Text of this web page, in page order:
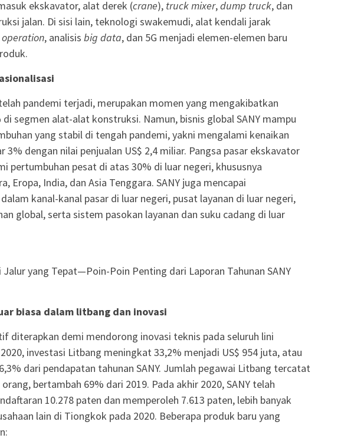
ekskavator, alat derek (crane), truck mixer,dump truck, dan
jalan. Di sisi lain, teknologi swakemudi, alat kendali jarak
, analisis big data, dan 5G menjadi elemen-elemen baru
pandemi terjadi, merupakan momen yang mengakibatkan
di segmen alat-alat konstruksi. Namun, bisnis global SANY mampu
yang stabil di tengah pandemi, yakni mengalami kenaikan
3% dengan nilai penjualan US$ 2,4 miliar. Pangsa pasar ekskavator
pertumbuhan pesat di atas 30% di luar negeri, khususnya
Eropa, India, dan Asia Tenggara. SANY juga mencapai
kanal-kanal pasar di luar negeri, pusat layanan di luar negeri,
global, serta sistem pasokan layanan dan suku cadang di luar
Jalur yang Tepat—Poin-Poin Penting dari Laporan Tahunan SANY
biasa dalam litbang dan inovasi
diterapkan demi mendorong inovasi teknis pada seluruh lini
investasi Litbang meningkat 33,2% menjadi US$ 954 juta, atau
dari pendapatan tahunan SANY. Jumlah pegawai Litbang tercatat
bertambah 69% dari 2019. Pada akhir 2020, SANY telah
10.278 paten dan memperoleh 7.613 paten, lebih banyak
lain di Tiongkok pada 2020. Beberapa produk baru yang